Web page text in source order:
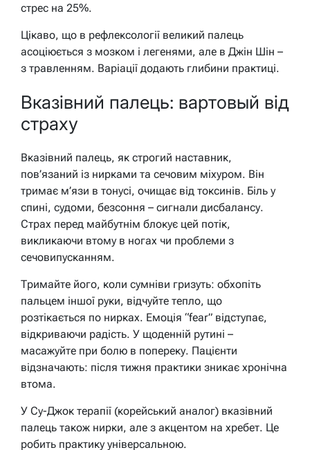
стрес на 25%.
Цікаво, що в рефлексології великий палець
асоціюється з мозком і легенями, але в Джін Шін –
з травленням. Варіації додають глибини практиці.
Вказівний палець: вартовый від
страху
Вказівний палець, як строгий наставник,
пов’язаний із нирками та сечовим міхуром. Він
тримає м’язи в тонусі, очищає від токсинів. Біль у
спині, судоми, безсоння – сигнали дисбалансу.
Страх перед майбутнім блокує цей потік,
викликаючи втому в ногах чи проблеми з
сечовипусканням.
Тримайте його, коли сумніви гризуть: обхопіть
пальцем іншої руки, відчуйте тепло, що
розтікається по нирках. Емоція “fear” відступає,
відкриваючи радість. У щоденній рутині –
масажуйте при болю в попереку. Пацієнти
відзначають: після тижня практики зникає хронічна
втома.
У Су-Джок терапії (корейський аналог) вказівний
палець також нирки, але з акцентом на хребет. Це
робить практику універсальною.